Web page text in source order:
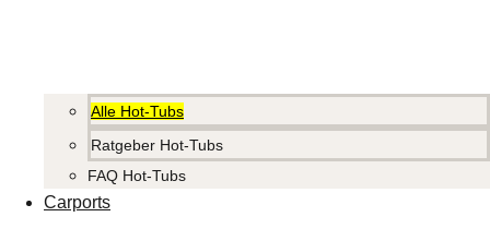
Alle Hot-Tubs
Ratgeber Hot-Tubs
FAQ Hot-Tubs
Carports